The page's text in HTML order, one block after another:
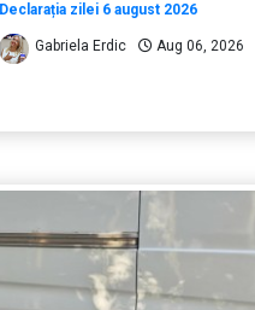
Declarația zilei 6 august 2026
Gabriela Erdic Aug 06, 2026